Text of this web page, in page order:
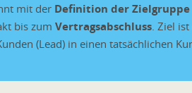
mit der Definition der Zielgruppe
bis zum Vertragsabschluss . Ziel
(Lead) in einen tatsächlichen